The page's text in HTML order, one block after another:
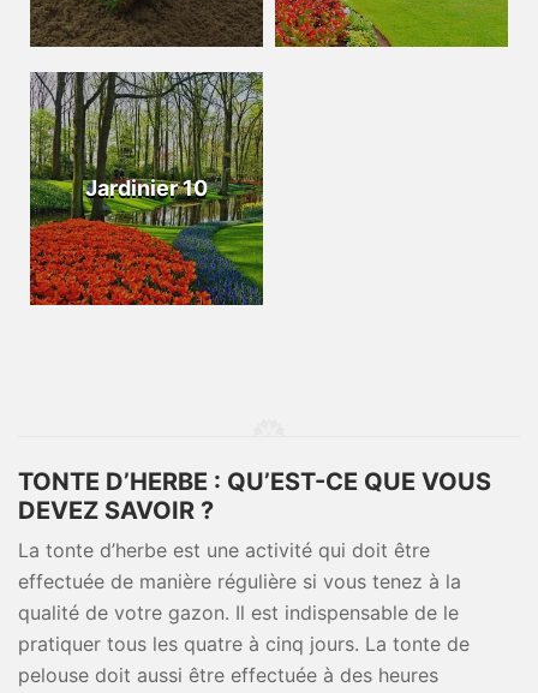
Jardinier 10
TONTE D’HERBE : QU’EST-CE QUE VOUS
DEVEZ SAVOIR ?
La tonte d’herbe est une activité qui doit être
effectuée de manière régulière si vous tenez à la
qualité de votre gazon. Il est indispensable de le
pratiquer tous les quatre à cinq jours. La tonte de
pelouse doit aussi être effectuée à des heures